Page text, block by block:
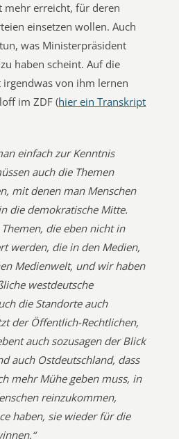
mehr erreicht, für deren
einsetzen wollen. Auch
was Ministerpräsident
haben scheint. Auf die
irgendwas von ihm lernen
im ZDF (hier ein Transkript
einfach zur Kenntnis
auch die Themen
mit denen man Menschen
die demokratische Mitte.
die eben nicht in
werden, die in den Medien,
Medienwelt, und wir haben
westdeutsche
die Standorte auch
der Öffentlich-Rechtlichen,
auch sozusagen der Blick
auch Ostdeutschland, dass
mehr Mühe geben muss, in
reinzukommen,
haben, sie wieder für die